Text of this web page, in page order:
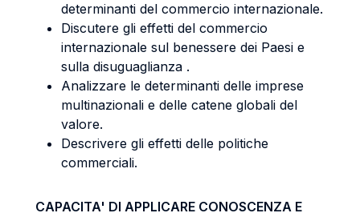
determinanti del commercio internazionale.
Discutere gli effetti del commercio
internazionale sul benessere dei Paesi e
sulla disuguaglianza .
Analizzare le determinanti delle imprese
multinazionali e delle catene globali del
valore.
Descrivere gli effetti delle politiche
commerciali.
CAPACITA' DI APPLICARE CONOSCENZA E